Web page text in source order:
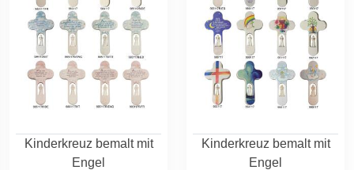
Kinderkreuz bemalt mit
Engel
Kinderkreuz bemalt mit
Engel